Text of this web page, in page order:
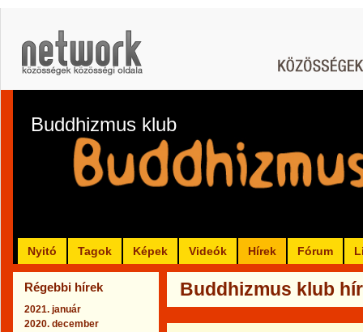
Buddhizmus klub
Nyitó Tagok Képek Videók Hírek Fórum
Régebbi hírek
2021. január
2020. december
Buddhizmus klub